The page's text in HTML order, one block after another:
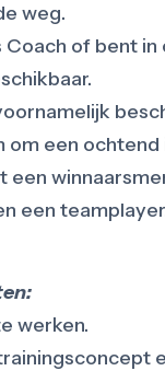
weg.
Coach of bent
om een
een
een
werken.